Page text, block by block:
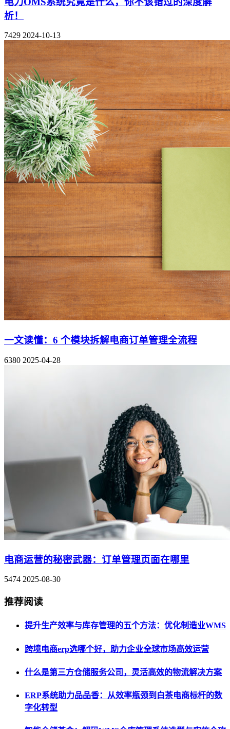
析！
7429 2024-10-13
一文读懂：6 个模块拆解电商订单管理全流程
6380 2025-04-28
电商运营的秘密武器：订单管理页面在哪里
5474 2025-08-30
推荐阅读
提升生产效率与库存管理的五个方法：优化制造业WMS
跨境电商erp选哪个好，助力企业全球市场高效运营
什么是第三方仓储服务公司，灵活高效的物流解决方案
ERP系统助力品品香：从效率瓶颈到白茶电商标杆的数
字化转型